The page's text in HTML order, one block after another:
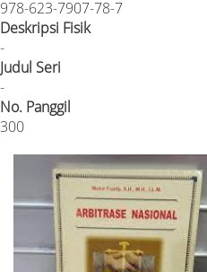
978-623-7907-78-7
Deskripsi Fisik
-
Judul Seri
-
No. Panggil
300